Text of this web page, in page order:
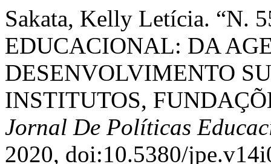
Sakata, Kelly Letícia. “N.
EDUCACIONAL: DA
DESENVOLVIMENTO
INSTITUTOS,
Jornal De Políticas
2020, doi:10.5380/